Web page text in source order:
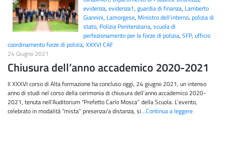
evidenza, evidenza1, guardia di finanza, Lamberto
Giannini, Lamorgese, Ministro dell'interno, polizia di
stato, Polizia Penitenziaria, scuola di
perfezionamento per le forze di polizia, SFP, ufficio
coordinamento forze di polizia, XXXVI CAF
24 Giugno 2021
Chiusura dell’anno accademico 2020-2021
Il XXXVI corso di Alta formazione ha concluso oggi, 24 giugno 2021, un intenso
anno di studi nel corso della cerimonia di chiusura dell’anno accademico 2020-
2021, tenuta nell’Auditorium “Prefetto Carlo Mosca” della Scuola. L’evento,
celebrato in modalità “mista” presenza/a distanza, si…Continua a leggere